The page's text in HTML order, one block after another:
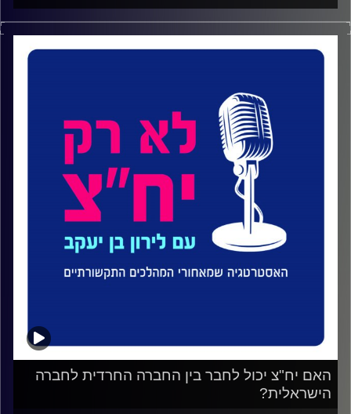
שלושה ימים לפני רצח יצחק רבין הוא מונה ליועץ התקשורת
של שר הביטחון. בהמשך היה דובר צה"ל, מפקד גלי צה"ל, יועץ
אסטרטגי ופרשן.
בפרק 112 של #לארקיחצ אבי בניהו, תא"ל (במיל') אבי בניהו,
איש תקשורת, עיתונאי, פרשן ויועץ לניהול משברים, בשיחה על
האסטרטגיה שמאחורי ניהול התקשורת בתקופות ביטחוניות
וציבוריות מורכבות במדינת ישראל. שזה פחות או יותר תמיד.
פרשת הרפז. רצח יצחק רבין. המערכה מול איראן. יונתן אוריך.
אלה רק חלק מהנושאים והשמות שעלו בשיחה עם בניהו.
דיברנו על מה באמת עושה דובר בזמן משבר, למה בעיניו
הבעיה של ישראל היא לא רק הסברה אלא בעיקר אמון, איך
מקבלים החלטות תקשורתיות תחת לחץ, ואיפה עובר הגבול בין
הלקחים שנשארים הרבה אחרי שהכותרות מתחלפות.
קרדיט תמונות:ליאת סער
האם יח"צ יכול לחבר בין החברה החרדית לחברה
הישראלית?